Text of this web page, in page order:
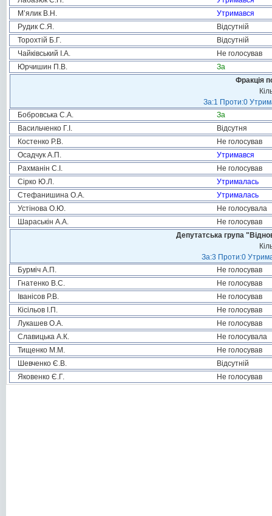
М’ялик В.Н.
Утримався
Рудик С.Я.
Відсутній
Торохтій Б.Г.
Відсутній
Чайківський І.А.
Не голосував
Юрчишин П.В.
За
Фракція
За:1 Проти:0
Бобровська С.А.
За
Васильченко Г.І.
Відсутня
Костенко Р.В.
Не голосував
Осадчук А.П.
Утримався
Рахманін С.І.
Не голосував
Сірко Ю.Л.
Утрималась
Стефанишина О.А.
Утрималась
Устінова О.Ю.
Не голосувала
Шараськін А.А.
Не голосував
Депутатська група
За:3 Проти:0
Бурміч А.П.
Не голосував
Гнатенко В.С.
Не голосував
Іванісов Р.В.
Не голосував
Кісільов І.П.
Не голосував
Лукашев О.А.
Не голосував
Славицька А.К.
Не голосувала
Тищенко М.М.
Не голосував
Шевченко Є.В.
Відсутній
Яковенко Є.Г.
Не голосував